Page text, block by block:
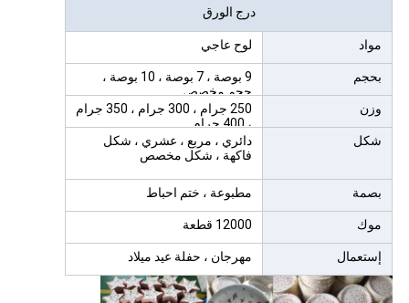
درج الورق
مواد لوح عاجي
بحجم
9 بوصة ، 7 بوصة ، 10 بوصة ،
حجم مخصص
وزن
250 جرام ، 300 جرام ، 350 جرام
، 400 جرام
شكل
دائري ، مربع ، عشري ، شكل
فاكهة ، شكل مخصص
بصمة مطبوعة ، ختم احباط
موك 12000 قطعة
إستعمال مهرجان ، حفلة عيد ميلاد